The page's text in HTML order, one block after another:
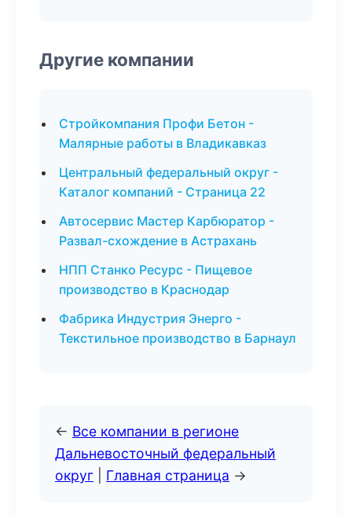
Другие компании
Стройкомпания Профи Бетон -
Малярные работы в Владикавказ
Центральный федеральный округ -
Каталог компаний - Страница 22
Автосервис Мастер Карбюратор -
Развал-схождение в Астрахань
НПП Станко Ресурс - Пищевое
производство в Краснодар
Фабрика Индустрия Энерго -
Текстильное производство в Барнаул
← Все компании в регионе
Дальневосточный федеральный
округ
Главная страница →